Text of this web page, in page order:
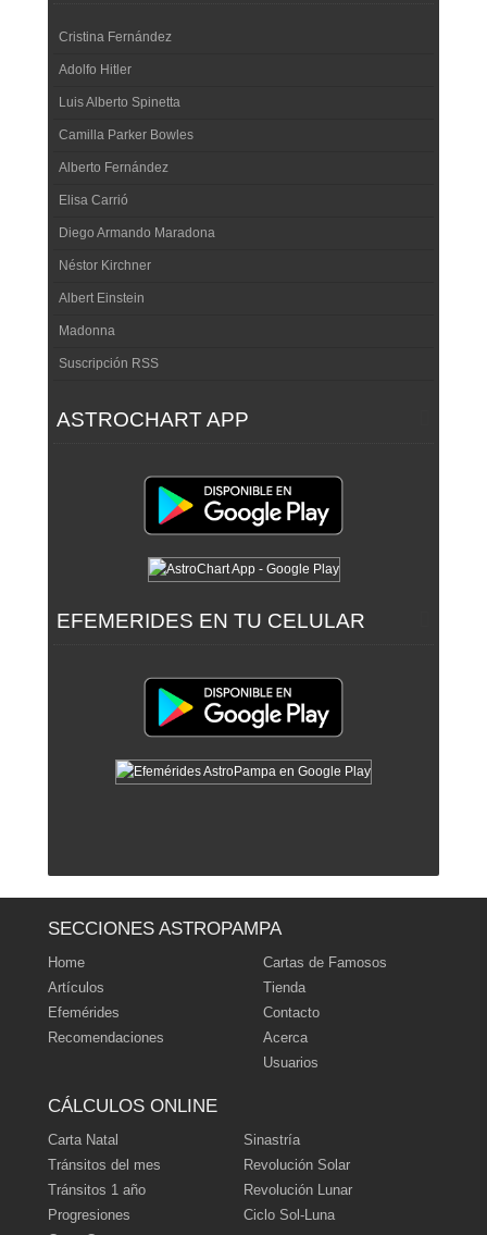
Cristina Fernández
Adolfo Hitler
Luis Alberto Spinetta
Camilla Parker Bowles
Alberto Fernández
Elisa Carrió
Diego Armando Maradona
Néstor Kirchner
Albert Einstein
Madonna
Suscripción RSS
ASTROCHART APP
EFEMERIDES EN TU CELULAR
SECCIONES ASTROPAMPA
Home
Artículos
Efemérides
Recomendaciones
Cartas de Famosos
Tienda
Contacto
Acerca
Usuarios
CÁLCULOS ONLINE
Carta Natal
Tránsitos del mes
Tránsitos 1 año
Progresiones
Sinastría
Revolución Solar
Revolución Lunar
Ciclo Sol-Luna